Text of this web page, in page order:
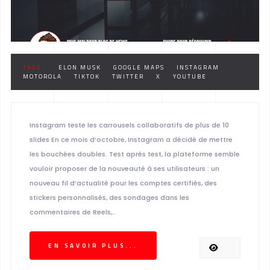
TAGS : ELON MUSK GOOGLE MAPS
INSTAGRAM
MOTOROLA
TIKTOK TWITTER X YOUTUBE
Instagram teste les carrousels collaboratifs de plus de 10
slides En ce mois d’octobre, Instagram a décidé de mettre
les bouchées doubles. Test après test, la plateforme semble
vouloir proposer de la nouveauté à ses utilisateurs : un
nouveau fil d’actualité pour les comptes certifiés, des
stickers personnalisés, des sondages dans les
commentaires de Reels,..
EN SAVOIR PLUS...